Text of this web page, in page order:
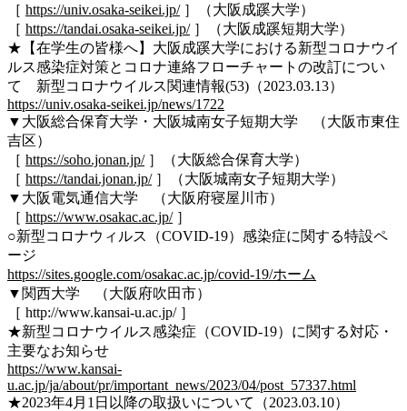
［ https://univ.osaka-seikei.jp/］（大阪成蹊大学）
［ https://tandai.osaka-seikei.jp/］（大阪成蹊短期大学）
★【在学生の皆様へ】大阪成蹊大学における新型コロナウイ
ルス感染症対策とコロナ連絡フローチャートの改訂につい
て 新型コロナウイルス関連情報(53)（2023.03.13）
https://univ.osaka-seikei.jp/news/1722
▼大阪総合保育大学・大阪城南女子短期大学 （大阪市東住
吉区）
［ https://soho.jonan.jp/］（大阪総合保育大学）
［ https://tandai.jonan.jp/］（大阪城南女子短期大学）
▼大阪電気通信大学 （大阪府寝屋川市）
［ https://www.osakac.ac.jp/］
○新型コロナウィルス（COVID-19）感染症に関する特設ペ
ージ
https://sites.google.com/osakac.ac.jp/covid-19/ホーム
▼関西大学 （大阪府吹田市）
［ http://www.kansai-u.ac.jp/ ］
★新型コロナウイルス感染症（COVID-19）に関する対応・
主要なお知らせ
https://www.kansai-
u.ac.jp/ja/about/pr/important_news/2023/04/post_57337.html
★2023年4月1日以降の取扱いについて（2023.03.10）